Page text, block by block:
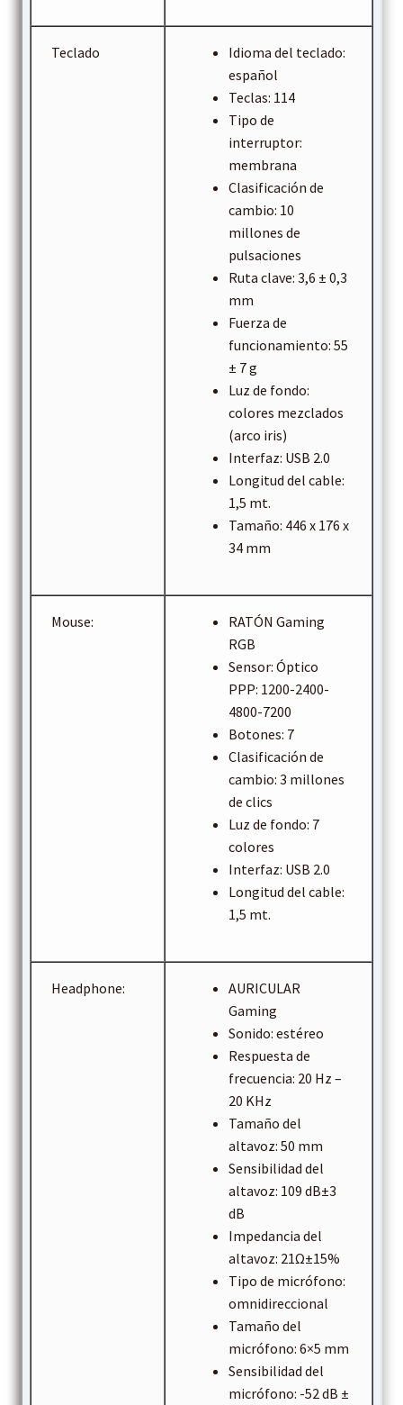
Teclado
Idioma del teclado:
español
Teclas: 114
Tipo de
interruptor:
membrana
Clasificación de
cambio: 10
millones de
pulsaciones
Ruta clave: 3,6 ± 0,3
mm
Fuerza de
funcionamiento: 55
± 7 g
Luz de fondo:
colores mezclados
(arco iris)
Interfaz: USB 2.0
Longitud del cable:
1,5 mt.
Tamaño: 446 x 176 x
34 mm
Mouse:
RATÓN Gaming
RGB
Sensor: Óptico
PPP: 1200-2400-
4800-7200
Botones: 7
Clasificación de
cambio: 3 millones
de clics
Luz de fondo: 7
colores
Interfaz: USB 2.0
Longitud del cable:
1,5 mt.
Headphone:
AURICULAR
Gaming
Sonido: estéreo
Respuesta de
frecuencia: 20 Hz –
20 KHz
Tamaño del
altavoz: 50 mm
Sensibilidad del
altavoz: 109 dB±3
dB
Impedancia del
altavoz: 21Ω±15%
Tipo de micrófono:
omnidireccional
Tamaño del
micrófono: 6×5 mm
Sensibilidad del
micrófono: -52 dB ±